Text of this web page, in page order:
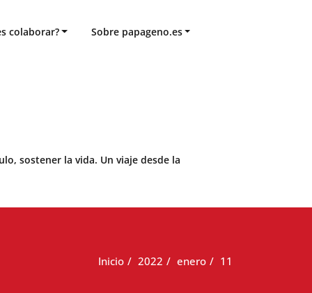
colaborar? Sobre papageno.es
sostener la vida. Un viaje desde la
Inicio 2022 enero 11